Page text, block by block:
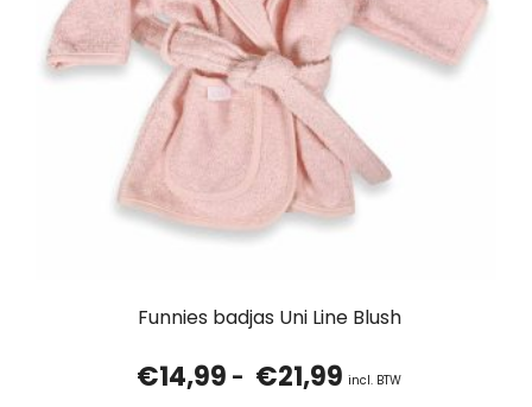
Funnies badjas Uni Line Blush
€14,99 - €21,99 Prijsklasse:
€14,99
incl. BTW